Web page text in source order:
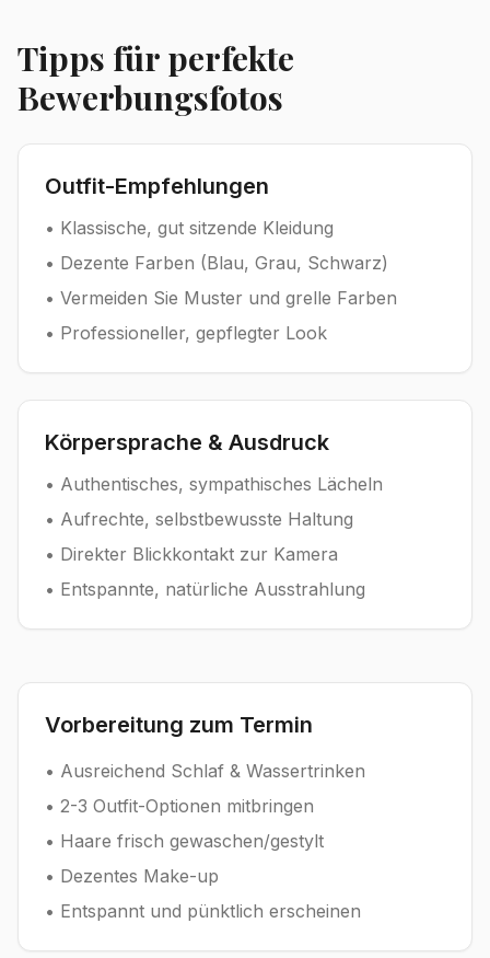
Tipps für perfekte
Bewerbungsfotos
Outfit-Empfehlungen
• Klassische, gut sitzende Kleidung
• Dezente Farben (Blau, Grau, Schwarz)
• Vermeiden Sie Muster und grelle Farben
• Professioneller, gepflegter Look
Körpersprache & Ausdruck
• Authentisches, sympathisches Lächeln
• Aufrechte, selbstbewusste Haltung
• Direkter Blickkontakt zur Kamera
• Entspannte, natürliche Ausstrahlung
Vorbereitung zum Termin
• Ausreichend Schlaf & Wassertrinken
• 2-3 Outfit-Optionen mitbringen
• Haare frisch gewaschen/gestylt
• Dezentes Make-up
• Entspannt und pünktlich erscheinen